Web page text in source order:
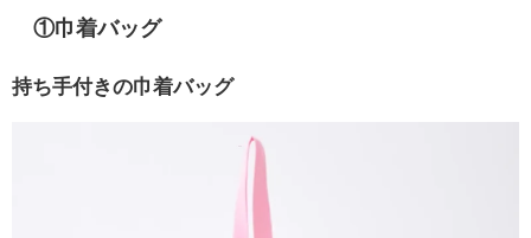
①巾着バッグ
持ち手付きの巾着バッグ